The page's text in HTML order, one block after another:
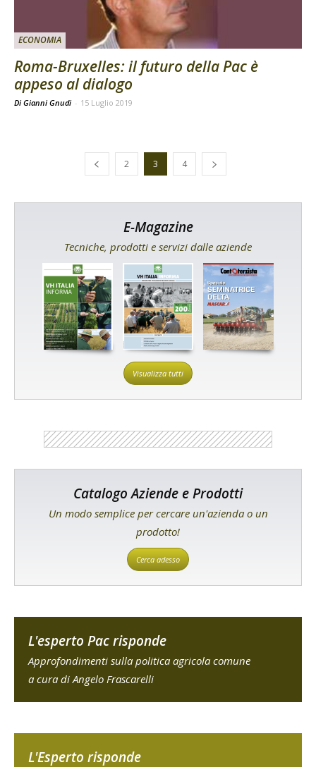
ECONOMIA
Roma-Bruxelles: il futuro della Pac è
appeso al dialogo
Di Gianni Gnudi - 15 Luglio 2019
2 3 4
E-Magazine
Tecniche, prodotti e servizi dalle aziende
Visualizza tutti
Catalogo Aziende e Prodotti
Un modo semplice per cercare un'azienda o un
prodotto!
Cerca adesso
L'esperto Pac risponde
Approfondimenti sulla politica agricola comune
a cura di Angelo Frascarelli
L'Esperto risponde